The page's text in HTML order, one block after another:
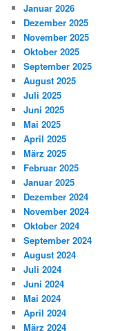
Januar 2026
Dezember 2025
November 2025
Oktober 2025
September 2025
August 2025
Juli 2025
Juni 2025
Mai 2025
April 2025
März 2025
Februar 2025
Januar 2025
Dezember 2024
November 2024
Oktober 2024
September 2024
August 2024
Juli 2024
Juni 2024
Mai 2024
April 2024
März 2024